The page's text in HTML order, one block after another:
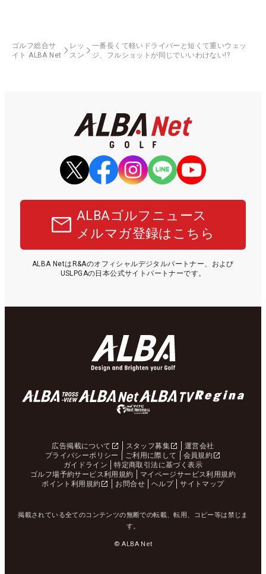
ゴルフ総合サ
イト ALBA Net
レッ
スン
一番長くて軽いドライバーと短くて重いウェッ
ジ、フルショットが同じでいいわけない!?
ALBAゴルフニュース
メルマガ登録はこちら
ALBA NetはR&Aのオフィシャルデジタルパートナー、および
USLPGAの日本公式サイトパートナーです。
広告掲載について スタッフ募集
運営会社
プライバシーポリシー
ご利用に際して
会員規約
ガイドライン
特定商取引法に基づく表示
ゴルフ場予約サービス利用規約
マイページサービス利用規約
ポイント利用規約
お問合せ ヘルプ サイトマップ
掲載されている全てのコンテンツの無断での転載、転用、コピー等は禁じま
す。
© ALBA Net